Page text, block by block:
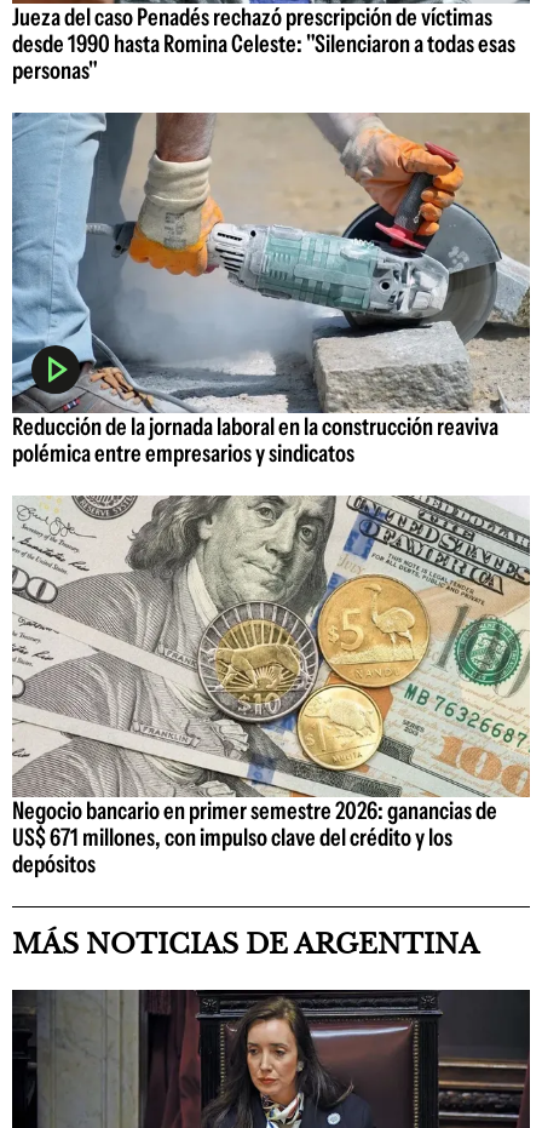
Jueza del caso Penadés rechazó prescripción de víctimas
desde 1990 hasta Romina Celeste: "Silenciaron a todas esas
personas"
Reducción de la jornada laboral en la construcción reaviva
polémica entre empresarios y sindicatos
Negocio bancario en primer semestre 2026: ganancias de
US$ 671 millones, con impulso clave del crédito y los
depósitos
MÁS NOTICIAS DE ARGENTINA